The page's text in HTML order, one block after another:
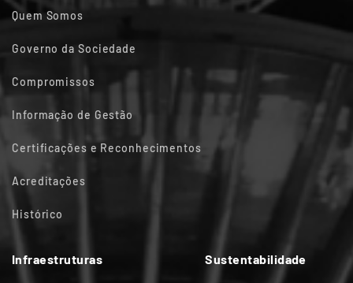
Quem Somos
Governo da Sociedade
Compromissos
Informação de Gestão
Certificações e Reconhecimentos
Acreditações
Histórico
Infraestruturas Sustentabilidade